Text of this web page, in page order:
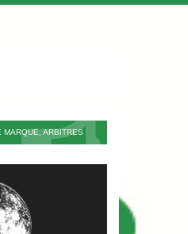
MARQUE, ARBITRES